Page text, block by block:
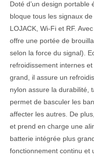
Doté d’un design
bloque tous les signaux
LOJACK, Wi-Fi et RF.
offre une portée de
selon la force du signal).
refroidissement internes
grand, il assure un
nylon assure la durabilité,
permet de basculer les
affecter les autres. De
et prend en charge une
batterie intégrée plus
fonctionnement continu et